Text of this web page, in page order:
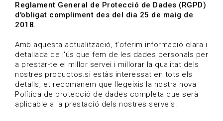
Estigues al dia
Convocatòries, activitats i notícies del sector de la
cultura.
Reglament General de Protecció de Dades (RGPD)
d'obligat compliment des del dia 25 de maig de
2018.
Amb aquesta actualització, t'oferim informació clara i
detallada de l'ús que fem de les dades personals per
a prestar-te el millor servei i millorar la qualitat dels
nostres productos.si estàs interessat en tots els
detalls, et recomanem que llegeixis la nostra nova
Política de protecció de dades completa que serà
aplicable a la prestació dels nostres serveis.